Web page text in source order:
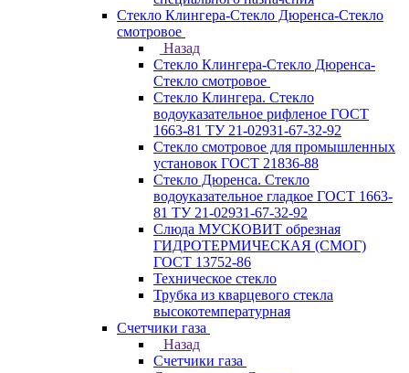
Стекло Клингера-Стекло Дюренса-Стекло
смотровое
Назад
Стекло Клингера-Стекло Дюренса-
Стекло смотровое
Стекло Клингера. Стекло
водоуказательное рифленое ГОСТ
1663-81 ТУ 21-02931-67-32-92
Стекло смотровое для промышленных
установок ГОСТ 21836-88
Стекло Дюренса. Стекло
водоуказательное гладкое ГОСТ 1663-
81 ТУ 21-02931-67-32-92
Слюда МУСКОВИТ обрезная
ГИДРОТЕРМИЧЕСКАЯ (СМОГ)
ГОСТ 13752-86
Техническое стекло
Трубка из кварцевого стекла
высокотемпературная
Счетчики газа
Назад
Счетчики газа